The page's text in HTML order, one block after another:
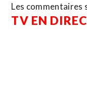
Les commentaires
TV EN